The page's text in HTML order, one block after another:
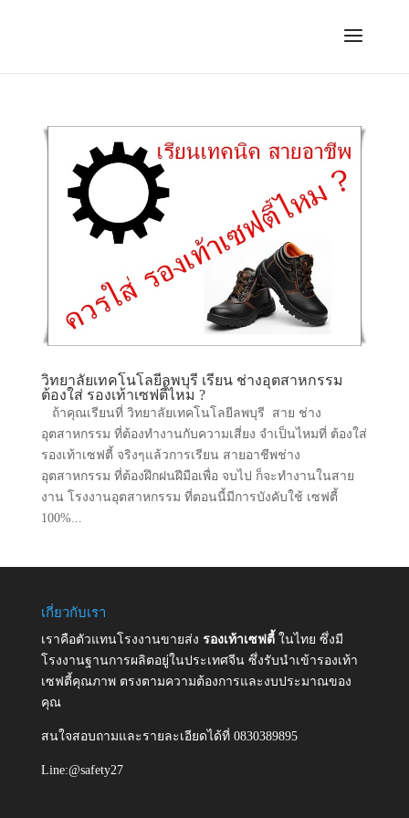
วิทยาลัยเทคโนโลยีลพบุรี เรียน ช่างอุตสาหกรรม
ต้องใส่ รองเท้าเซฟตี้ไหม ?
ถ้าคุณเรียนที่ วิทยาลัยเทคโนโลยีลพบุรี สาย ช่าง
อุตสาหกรรม ที่ต้องทำงานกับความเสี่ยง จำเป็นไหมที่ ต้องใส่
รองเท้าเซฟตี้ จริงๆแล้วการเรียน สายอาชีพช่าง
อุตสาหกรรม ที่ต้องฝึกฝนฝีมือเพื่อ จบไป ก็จะทำงานในสาย
งาน โรงงานอุตสาหกรรม ที่ตอนนี้มีการบังคับใช้ เซฟตี้
100%...
เกี่ยวกับเรา
เราคือตัวแทนโรงงานขายส่ง รองเท้าเซฟตี้ ในไทย ซึ่งมี
โรงงานฐานการผลิตอยู่ในประเทศจีน ซึ่งรับนำเข้ารองเท้า
เซฟตี้คุณภาพ ตรงตามความต้องการและงบประมาณของ
คุณ
สนใจสอบถามและรายละเอียดได้ที่ 0830389895
Line:@safety27